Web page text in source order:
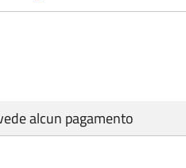
alcun pagamento